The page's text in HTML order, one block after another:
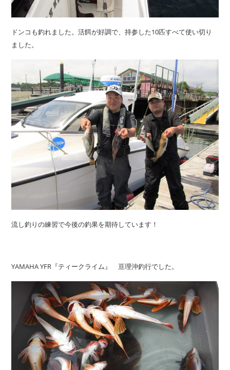
ドンコも釣れました。活餌が好調で、持参した10匹すべて使い切り
ました。
流し釣りの練習で今後の釣果を期待しています！
YAMAHA YFR『ティークライム』 亘理沖釣行でした。